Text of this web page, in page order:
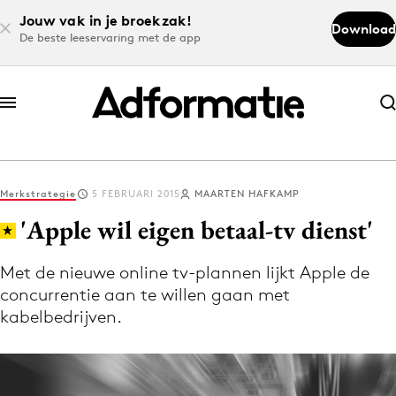
Jouw vak in je broekzak!
De beste leeservaring met de app
Download
Abonneer nu
Abonneer nu
Log in
Download de app
Volg het laatste nieuws via de Adformatie
Merkstrategie 5 FEBRUARI 2015 MAARTEN HAFKAMP
'Apple wil eigen betaal-tv dienst'
Met de nieuwe online tv-plannen lijkt Apple de
concurrentie aan te willen gaan met
kabelbedrijven.